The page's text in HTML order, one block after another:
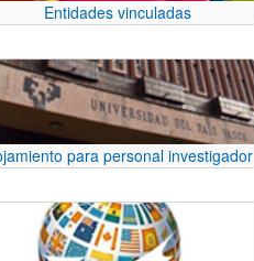
Entidades vinculadas
para personal investigador